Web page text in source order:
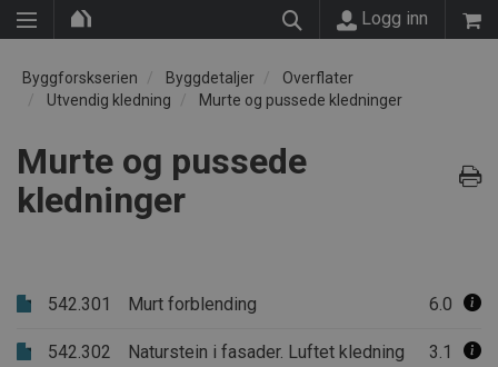
Logg inn
Byggforskserien Byggdetaljer
Overflater
Utvendig kledning
Murte og pussede kledninger
Murte og pussede
kledninger
542.301 Murt forblending 6.0
542.302 Naturstein i fasader. Luftet kledning 3.1